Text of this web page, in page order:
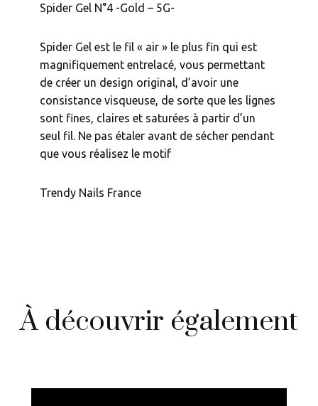
Spider Gel N°4 -Gold – 5G-
Spider Gel est le fil « air » le plus fin qui est
magnifiquement entrelacé, vous permettant
de créer un design original, d’avoir une
consistance visqueuse, de sorte que les lignes
sont fines, claires et saturées à partir d’un
seul fil. Ne pas étaler avant de sécher pendant
que vous réalisez le motif
Trendy Nails France
À découvrir également